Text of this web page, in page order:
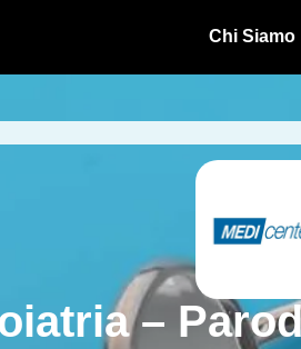
Chi Siamo
–